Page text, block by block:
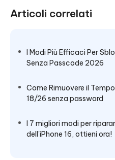
Articoli correlati
I Modi Più Efficaci Per
Senza Passcode 2026
Come Rimuovere il
18/26 senza password
I 7 migliori modi per
dell'iPhone 16, ottieni ora!